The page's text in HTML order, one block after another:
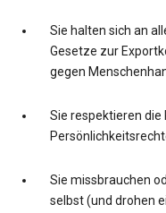
Sie halten sich an
Gesetze zur
gegen
Sie respektieren die
Sie missbrauchen
selbst (und drohen